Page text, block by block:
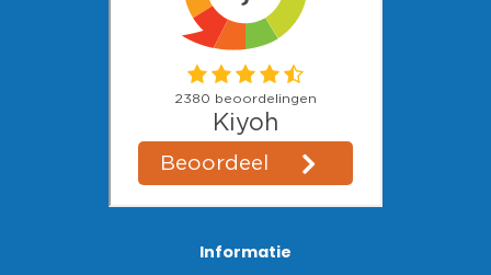
Informatie